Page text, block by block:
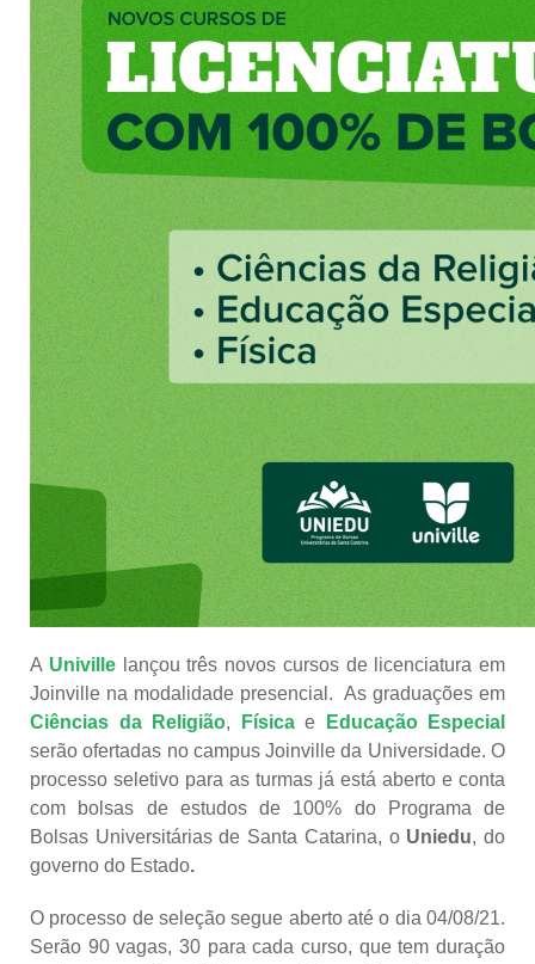
A Univillelançou três novos cursos de licenciatura em
Joinville na modalidade presencial. As graduações em
Ciências da Religião, Físicae
Educação Especial
serão ofertadas no campus Joinville da Universidade. O
processo seletivo para as turmas já está aberto e conta
com bolsas de estudos de 100% do Programa de
Bolsas Universitárias de Santa Catarina, o Uniedu, do
governo do Estado.
O processo de seleção segue aberto até o dia 04/08/21.
Serão 90 vagas, 30 para cada curso, que tem duração